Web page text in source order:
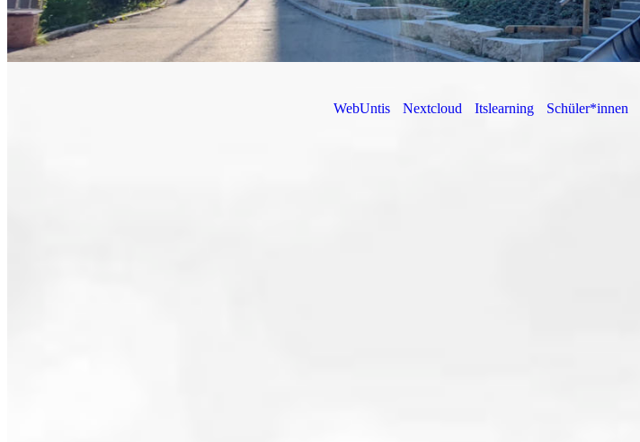
WebUntis Nextcloud Itslearning Schüler*innen